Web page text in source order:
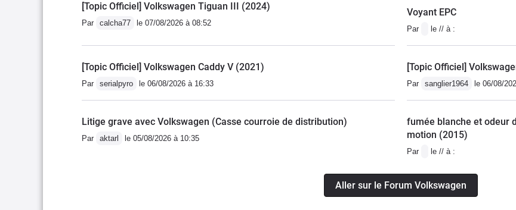
[Topic Officiel] Volkswagen Tiguan III (2024)
Par calcha77 le 07/08/2026 à 08:52
Voyant EPC
Par le // à :
[Topic Officiel] Volkswagen Caddy V (2021)
Par serialpyro le 06/08/2026 à 16:33
[Topic Officiel]
Par sanglier1964 le 06/08/
Litige grave avec Volkswagen (Casse courroie de distribution)
Par aktarl le 05/08/2026 à 10:35
fumée blanche et odeur
motion (2015)
Par le // à :
Aller sur le Forum Volkswagen